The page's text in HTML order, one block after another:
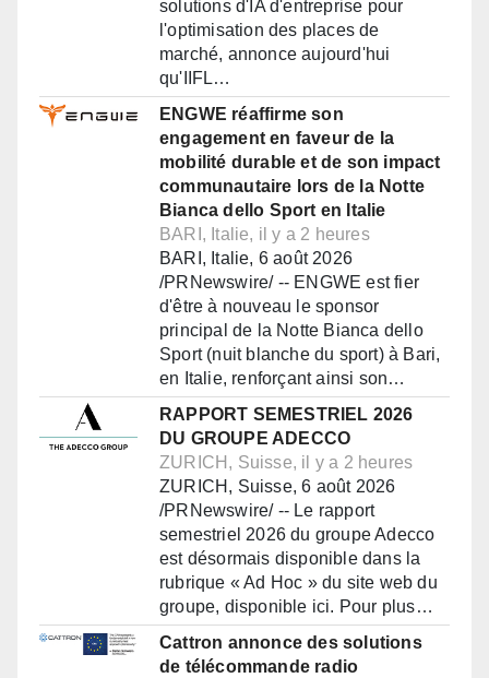
solutions d'IA d'entreprise pour
l'optimisation des places de
marché, annonce aujourd'hui
qu'IIFL…
ENGWE réaffirme son
engagement en faveur de la
mobilité durable et de son impact
communautaire lors de la Notte
Bianca dello Sport en Italie
BARI, Italie, il y a 2 heures
BARI, Italie, 6 août 2026
/PRNewswire/ -- ENGWE est fier
d'être à nouveau le sponsor
principal de la Notte Bianca dello
Sport (nuit blanche du sport) à Bari,
en Italie, renforçant ainsi son…
RAPPORT SEMESTRIEL 2026
DU GROUPE ADECCO
ZURICH, Suisse, il y a 2 heures
ZURICH, Suisse, 6 août 2026
/PRNewswire/ -- Le rapport
semestriel 2026 du groupe Adecco
est désormais disponible dans la
rubrique « Ad Hoc » du site web du
groupe, disponible ici. Pour plus…
Cattron annonce des solutions
de télécommande radio